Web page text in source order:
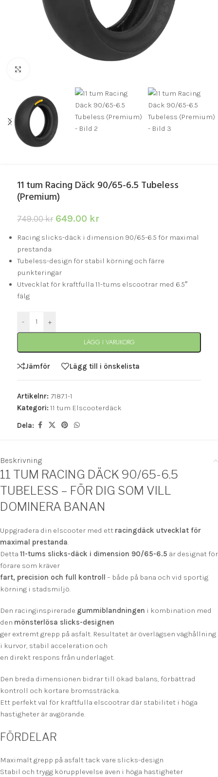
11 tum Racing Däck 90/65-6.5 Tubeless
(Premium)
749.00kr 649.00 kr
Racing slicks-däck i dimension 90/65-6.5 för maximal
prestanda
Tubeless-design för stabil körning och färre
punkteringar
Utvecklat för kraftfulla 11-tums elscootrar med 6.5″
fälg
- +
LÄGG I VARUKORG
Jämför Lägg till i önskelista
Artikelnr: 7187.1-1
Kategori: 11 tum Elscooterdäck
Dela:
Beskrivning
11 TUM RACING DÄCK 90/65-6.5
TUBELESS – FÖR DIG SOM VILL
DOMINERA BANAN
Uppgradera din elscooter med ett racingdäck utvecklat för
maximal prestanda.
Detta 11-tums slicks-däck i dimension 90/65-6.5 är designat för
förare som kräver
fart, precision och full kontroll
– både på bana och vid sportig
körning i stadsmiljö.
Den racinginspirerade gummiblandningen i kombination med
den mönsterlösa slicks-designen
ger extremt grepp på asfalt. Resultatet är överlägsen väghållning
i kurvor, stabil acceleration och
en direkt respons från underlaget.
Den breda dimensionen bidrar till ökad balans, förbättrad
kontroll och kortare bromssträcka.
Ett perfekt val för kraftfulla elscootrar där stabilitet i höga
hastigheter är avgörande.
FÖRDELAR
Maximalt grepp på asfalt tack vare slicks-design
Stabil och trygg körupplevelse även i höga hastigheter